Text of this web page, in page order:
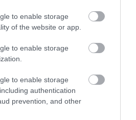
to enable storage
of the website or app.
to enable storage
to enable storage
authentication
prevention, and other